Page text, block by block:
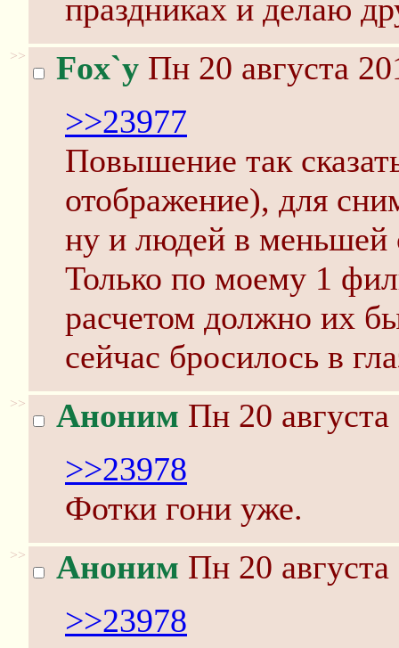
праздниках и делаю
>> Fox`y Пн 20 августа
>>23977
Повышение так
отображение), для
ну и людей в меньшей
Только по моему 1
расчетом должно их
сейчас бросилось в
>> Аноним Пн 20
>>23978
Фотки гони уже.
>> Аноним Пн 20
>>23978